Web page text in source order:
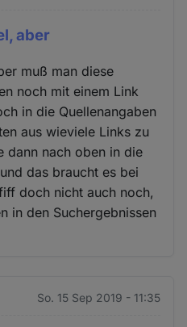
aber
muß man diese
noch mit einem Link
in die Quellenangaben
aus wieviele Links zu
dann nach oben in die
das braucht es bei
doch nicht auch noch,
in den Suchergebnissen
So. 15 Sep 2019 - 11:35